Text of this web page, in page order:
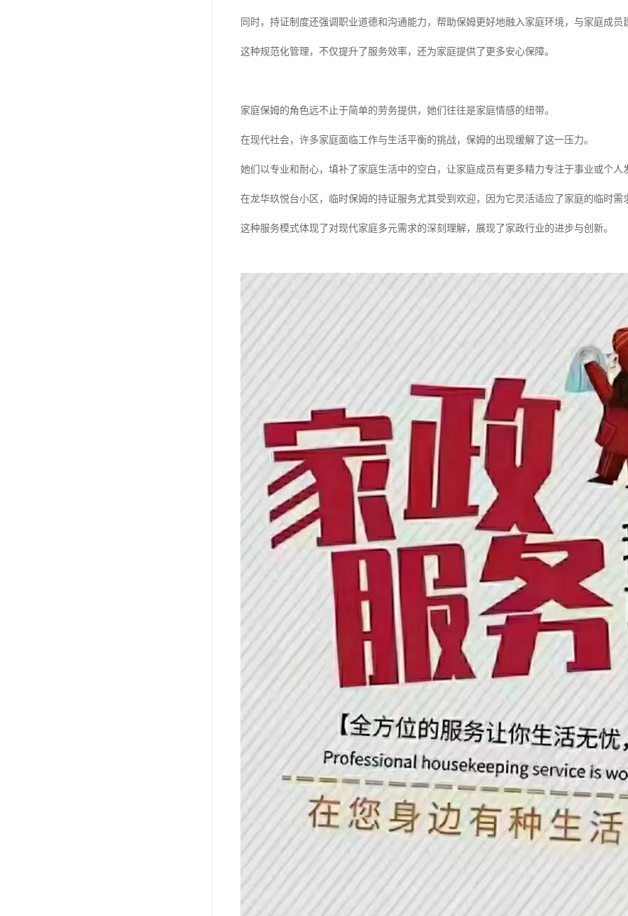
同时，持证制度还强调职业道德和沟通能力，帮助保姆更好地融入家庭环境，与家庭成员
这种规范化管理，不仅提升了服务效率，还为家庭提供了更多安心保障。
家庭保姆的角色远不止于简单的劳务提供，她们往往是家庭情感的纽带。
在现代社会，许多家庭面临工作与生活平衡的挑战，保姆的出现缓解了这一压力。
她们以专业和耐心，填补了家庭生活中的空白，让家庭成员有更多精力专注于事业或个人
在龙华玖悦台小区，临时保姆的持证服务尤其受到欢迎，因为它灵活适应了家庭的临时
这种服务模式体现了对现代家庭多元需求的深刻理解，展现了家政行业的进步与创新。